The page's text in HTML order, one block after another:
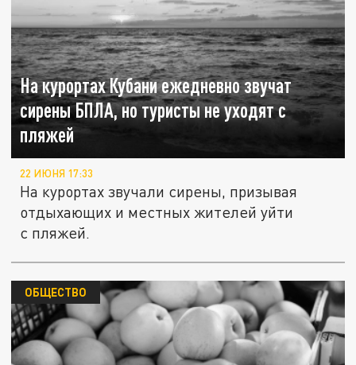
На курортах Кубани ежедневно звучат
сирены БПЛА, но туристы не уходят с
пляжей
22 ИЮНЯ 17:33
На курортах звучали сирены, призывая
отдыхающих и местных жителей уйти
с пляжей.
ОБЩЕСТВО